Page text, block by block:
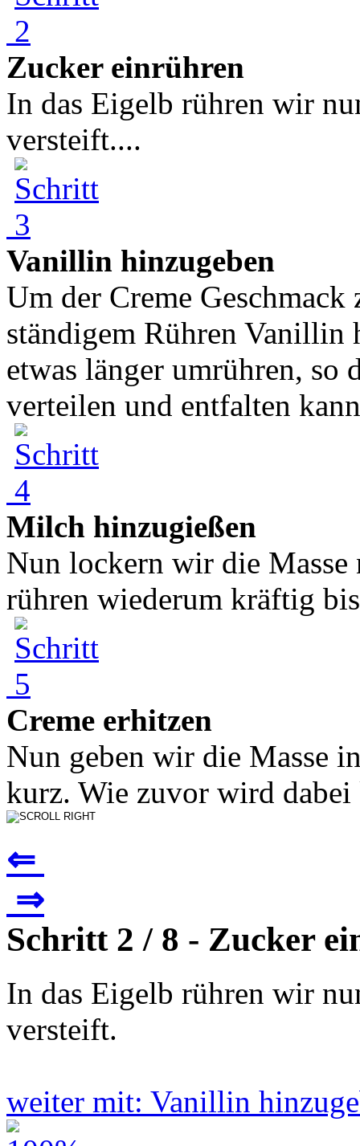
Zucker einrühren
In das Eigelb rühren wir
versteift....
Vanillin hinzugeben
Um der Creme
ständigem Rühren Vanillin
etwas länger umrühren, so
verteilen und entfalten
Milch hinzugießen
Nun lockern wir die
rühren wiederum kräftig
Creme erhitzen
Nun geben wir die Masse
kurz. Wie zuvor wird
⇐
⇒
Schritt 2 / 8 - Zucker
In das Eigelb rühren wir
versteift.
weiter mit: Vanillin